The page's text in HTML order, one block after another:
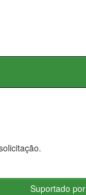
Suportado por